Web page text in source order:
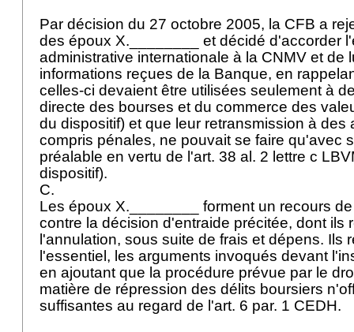
Par décision du 27 octobre 2005, la CFB a
des époux X.________ et décidé d'accorder
administrative internationale à la CNMV et de
informations reçues de la Banque, en
celles-ci devaient être utilisées seulement à
directe des bourses et du commerce des
du dispositif) et que leur retransmission à des
compris pénales, ne pouvait se faire qu'avec
préalable en vertu de l'art. 38 al. 2 lettre c
dispositif).
C.
Les époux X.________ forment un recours
contre la décision d'entraide précitée, dont ils
l'annulation, sous suite de frais et dépens. Ils
l'essentiel, les arguments invoqués devant
en ajoutant que la procédure prévue par le
matière de répression des délits boursiers
suffisantes au regard de l'art. 6 par. 1 CEDH.